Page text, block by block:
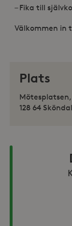
– Fika till
Välkommen in
Plats
128 64 Sköndal